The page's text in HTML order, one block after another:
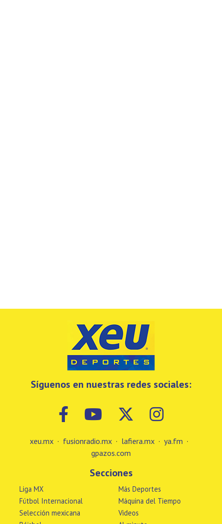
Síguenos en nuestras redes sociales:
xeu.mx · fusionradio.mx · lafiera.mx · ya.fm ·
gpazos.com
Secciones
Liga MX
Fútbol Internacional
Selección mexicana
Más Deportes
Máquina del Tiempo
Videos